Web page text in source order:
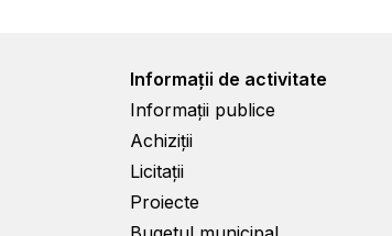
Informații de activitate
Informații publice
Achiziții
Licitații
Proiecte